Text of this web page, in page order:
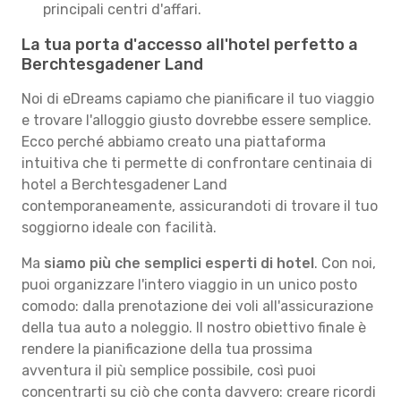
principali centri d'affari.
La tua porta d'accesso all'hotel perfetto a
Berchtesgadener Land
Noi di eDreams capiamo che pianificare il tuo viaggio
e trovare l'alloggio giusto dovrebbe essere semplice.
Ecco perché abbiamo creato una piattaforma
intuitiva che ti permette di confrontare centinaia di
hotel a Berchtesgadener Land
contemporaneamente, assicurandoti di trovare il tuo
soggiorno ideale con facilità.
Ma siamo più che semplici esperti di hotel. Con noi,
puoi organizzare l'intero viaggio in un unico posto
comodo: dalla prenotazione dei voli all'assicurazione
della tua auto a noleggio. Il nostro obiettivo finale è
rendere la pianificazione della tua prossima
avventura il più semplice possibile, così puoi
concentrarti su ciò che conta davvero: creare ricordi